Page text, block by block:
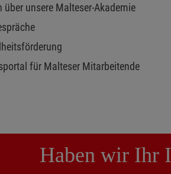
unsere Malteser-Akademie
für Malteser Mitarbeitende
Haben wir Ihr